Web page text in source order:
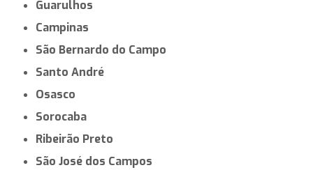
Guarulhos
Campinas
São Bernardo do Campo
Santo André
Osasco
Sorocaba
Ribeirão Preto
São José dos Campos